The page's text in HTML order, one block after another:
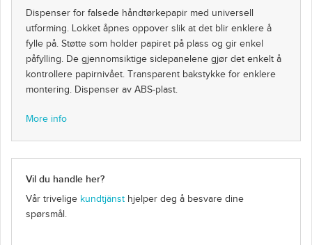
Dispenser for falsede håndtørkepapir med universell
utforming. Lokket åpnes oppover slik at det blir enklere å
fylle på. Støtte som holder papiret på plass og gir enkel
påfylling. De gjennomsiktige sidepanelene gjør det enkelt å
kontrollere papirnivået. Transparent bakstykke for enklere
montering. Dispenser av ABS-plast.
More info
Vil du handle her?
Vår trivelige kundtjänst hjelper deg å besvare dine
spørsmål.